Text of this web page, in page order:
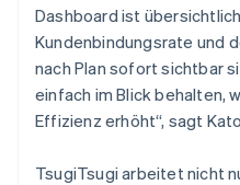
Dashboard ist
Kundenbindungsrate und
nach Plan sofort sichtbar
einfach im Blick behalten,
Effizienz erhöht“, sagt
TsugiTsugi arbeitet nicht